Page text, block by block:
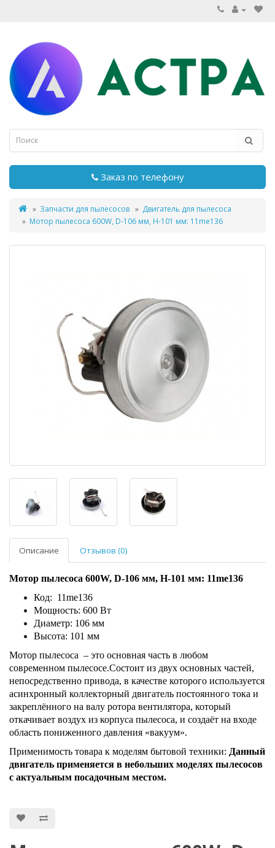
Заказ по телефону
Запчасти для пылесосов
Двигатель для пылесоса
Мотор пылесоса 600W, D-106 мм, H-101 мм: 11me136
Описание Отзывов (0)
Мотор пылесоса 600W, D-106 мм, H-101 мм: 11me136
Код: 11me136
Мощность: 600 Вт
Диаметр: 106 мм
Высота: 101 мм
Мотор пылесоса – это основная часть в любом
современном пылесосе.Состоит из двух основных частей,
непосредственно привода, в качестве которого используется
асинхронный коллекторный двигатель постоянного тока и
закреплённого на валу ротора вентилятора, который
откачивает воздух из корпуса пылесоса, и создаёт на входе
область пониженного давления «вакуум».
Применимость товара к моделям бытовой техники: Данный
двигатель применяется в небольших моделях пылесосов
с актуальным посадочным местом.